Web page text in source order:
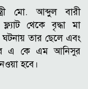
মো. আব্দুল বারী
থেকে বৃদ্ধা মা
ঘটনায় তার ছেলে এবং
এ কে এম আনিসুর
হবে।